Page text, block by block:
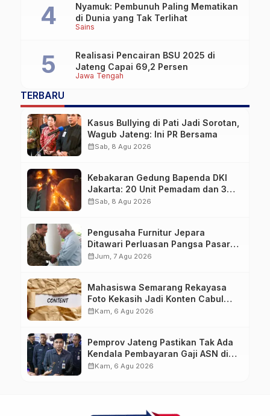
Sains
Nyamuk: Pembunuh Paling Mematikan
di Dunia yang Tak Terlihat
Jawa Tengah
Realisasi Pencairan BSU 2025 di
Jateng Capai 69,2 Persen
TERBARU
Kasus Bullying di Pati Jadi Sorotan,
Wagub Jateng: Ini PR Bersama
calendar_monthSab, 8 Agu 2026
Kebakaran Gedung Bapenda DKI
Jakarta: 20 Unit Pemadam dan 3
Bronto Skylift Dikerahkan, Angin
calendar_monthSab, 8 Agu 2026
Pengusaha Furnitur Jepara
Ditawari Perluasan Pangsa Pasar
Hingga ke IKN
calendar_monthJum, 7 Agu 2026
Mahasiswa Semarang Rekayasa
Foto Kekasih Jadi Konten Cabul
karena Sakit Hati
calendar_monthKam, 6 Agu 2026
Pemprov Jateng Pastikan Tak Ada
Kendala Pembayaran Gaji ASN di
Tengah Pemangkasan Transfer ke
calendar_monthKam, 6 Agu 2026